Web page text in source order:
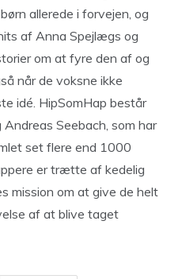
allerede i forvejen, og
af Anna Spejlægs og
om at fyre den af og
når de voksne ikke
idé. HipSomHap består
Seebach, som har
set flere end 1000
er trætte af kedelig
mission om at give de helt
af at blive taget